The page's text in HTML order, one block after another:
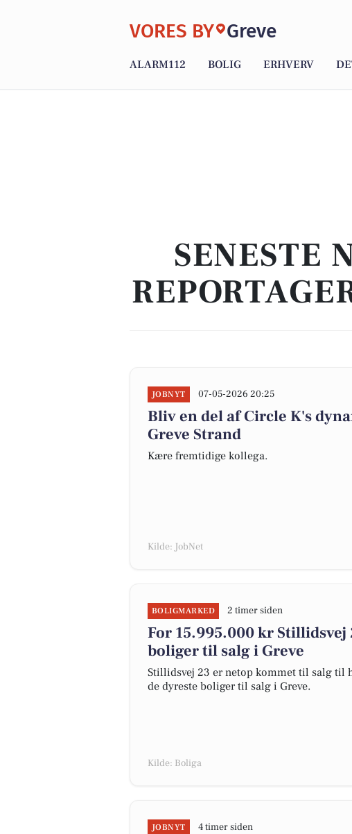
VORES BY Greve
ALARM112 BOLIG ERHVERV
SENESTE
JOBNYT 07-05-2026 20:25
Bliv en del af Circle K's
Greve Strand
Kære fremtidige kollega.
Kilde: JobNet
BOLIGMARKED 2 timer siden
For 15.995.000 kr Stillidsvej
boliger til salg i Greve
Stillidsvej 23 er netop kommet til salg til
de dyreste boliger til salg i Greve.
Kilde: Boliga
JOBNYT 4 timer siden